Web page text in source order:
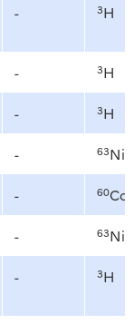
- 3H
- 3H
- 3H
- 63Ni
- 60Co
- 63Ni
- 3H